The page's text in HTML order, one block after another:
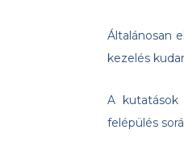
Általánosan
kezelés
A kutatások
felépülés